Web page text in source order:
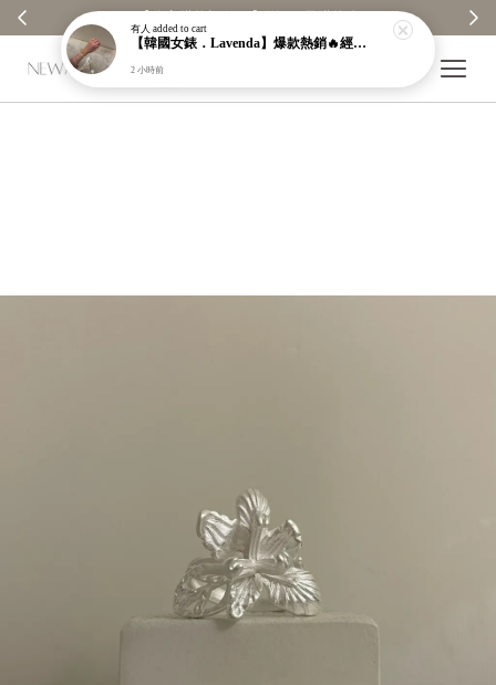
有人 added to cart
【韓國女錶．Lavenda】爆款熱銷🔥經典之作老錢風編織紋理奢華金錶【nk64】
2 小時前